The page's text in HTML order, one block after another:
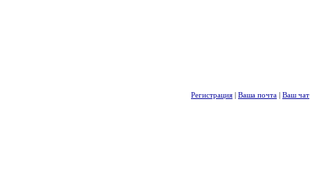
Регистрация | Ваша почта | Ваш чат